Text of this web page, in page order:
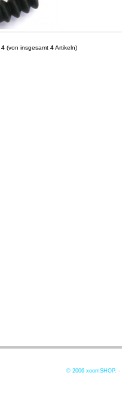
4 (von insgesamt 4Artikeln)
© 2006 xoomSHOP. -